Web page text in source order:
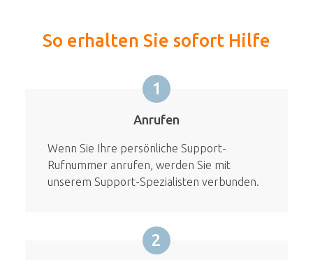
So erhalten Sie sofort Hilfe
1
Anrufen
Wenn Sie Ihre persönliche Support-
Rufnummer anrufen, werden Sie mit
unserem Support-Spezialisten verbunden.
2